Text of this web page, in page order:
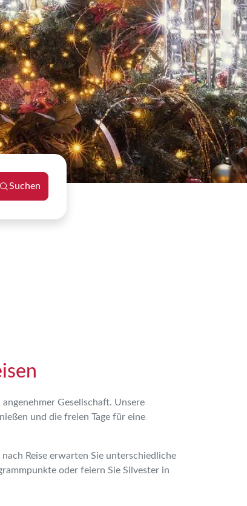
Suchen
Gesellschaft. Unsere
und die freien Tage für eine
Reise erwarten Sie unterschiedliche
oder feiern Sie Silvester in